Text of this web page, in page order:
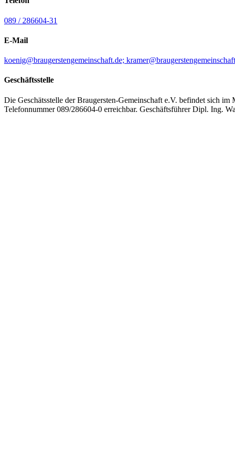
089 / 286604-31
E-Mail
koenig@braugerstengemeinschaft.de;
Geschäftsstelle
Die Geschätsstelle der Braugersten-Gemeinschaft e.V. befindet sich
Telefonnummer 089/286604-0 erreichbar. Geschäftsführer Dipl. Ing.